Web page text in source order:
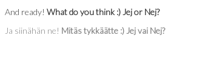
And ready! What do you think :) Jej or Nej?
Ja siinähän ne! Mitäs tykkäätte :) Jej vai Nej?